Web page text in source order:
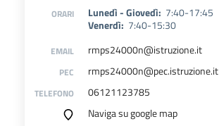
ORARI Lunedì - Giovedì: 7:40-17:45
Venerdì: 7:40-15:30
EMAIL rmps24000n@istruzione.it
PEC rmps24000n@pec.istruzione.it
TELEFONO
06121123785
Naviga su google map